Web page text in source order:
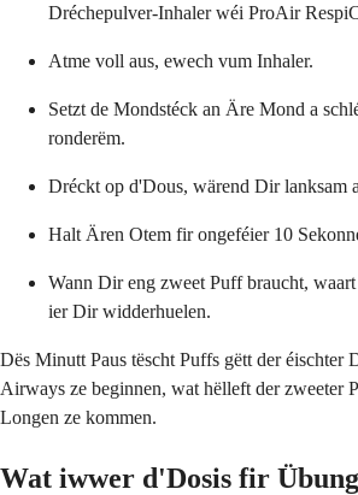
Dréchepulver-Inhaler wéi ProAir
Atme voll aus, ewech vum Inhaler.
Setzt de Mondstéck an Äre Mond a
ronderëm.
Dréckt op d'Dous, wärend Dir lanksam
Halt Ären Otem fir ongeféier 10
Wann Dir eng zweet Puff braucht,
ier Dir widderhuelen.
Dës Minutt Paus tëscht Puffs gëtt der éischter
Airways ze beginnen, wat hëlleft der zweeter
Longen ze kommen.
Wat iwwer d'Dosis fir